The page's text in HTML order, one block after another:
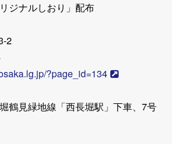
ジナルしおり」配布
2
?page_id=134
鶴見緑地線「西長堀駅」下車、7号